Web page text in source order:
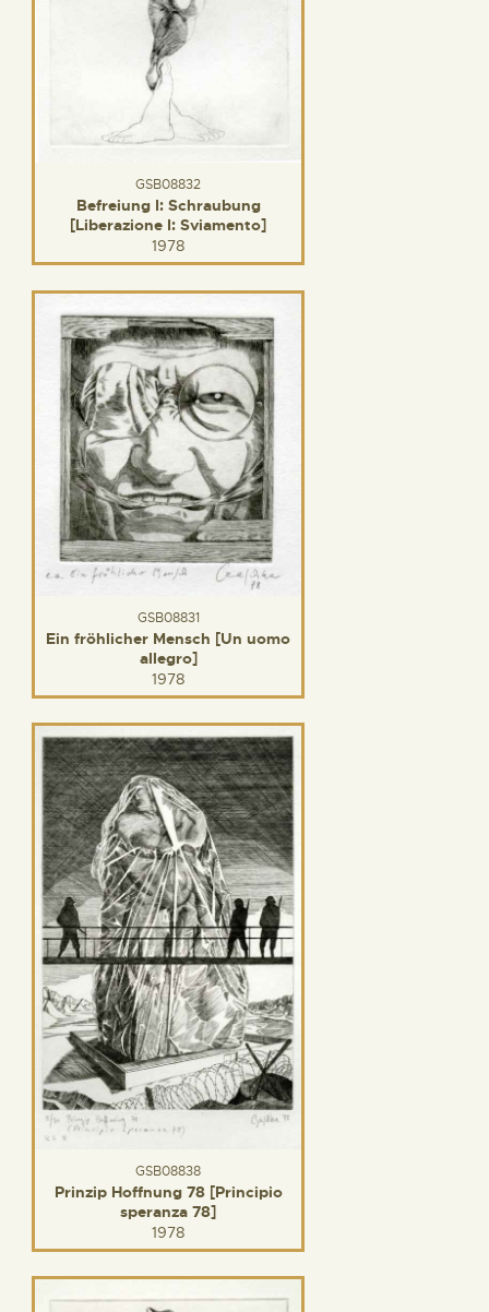
GSB08832
Befreiung I: Schraubung
[Liberazione I: Sviamento]
1978
GSB08831
Ein fröhlicher Mensch [Un uomo
allegro]
1978
GSB08838
Prinzip Hoffnung 78 [Principio
speranza 78]
1978